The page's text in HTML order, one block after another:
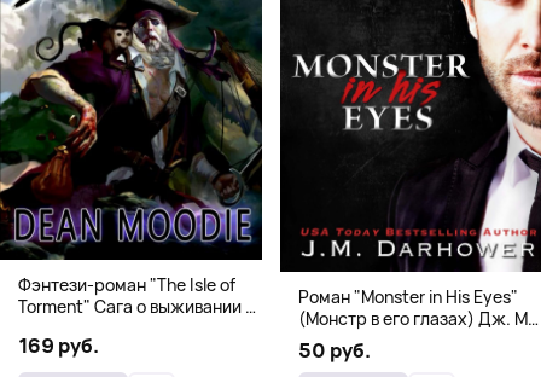
Фэнтези-роман "The Isle of
Torment" Сага о выживании и
169 руб.
Роман "Monster in His Eyes"
(Монстр в его глазах) Дж. М.
Дарховер | Mafia Romance
18+
50 руб.